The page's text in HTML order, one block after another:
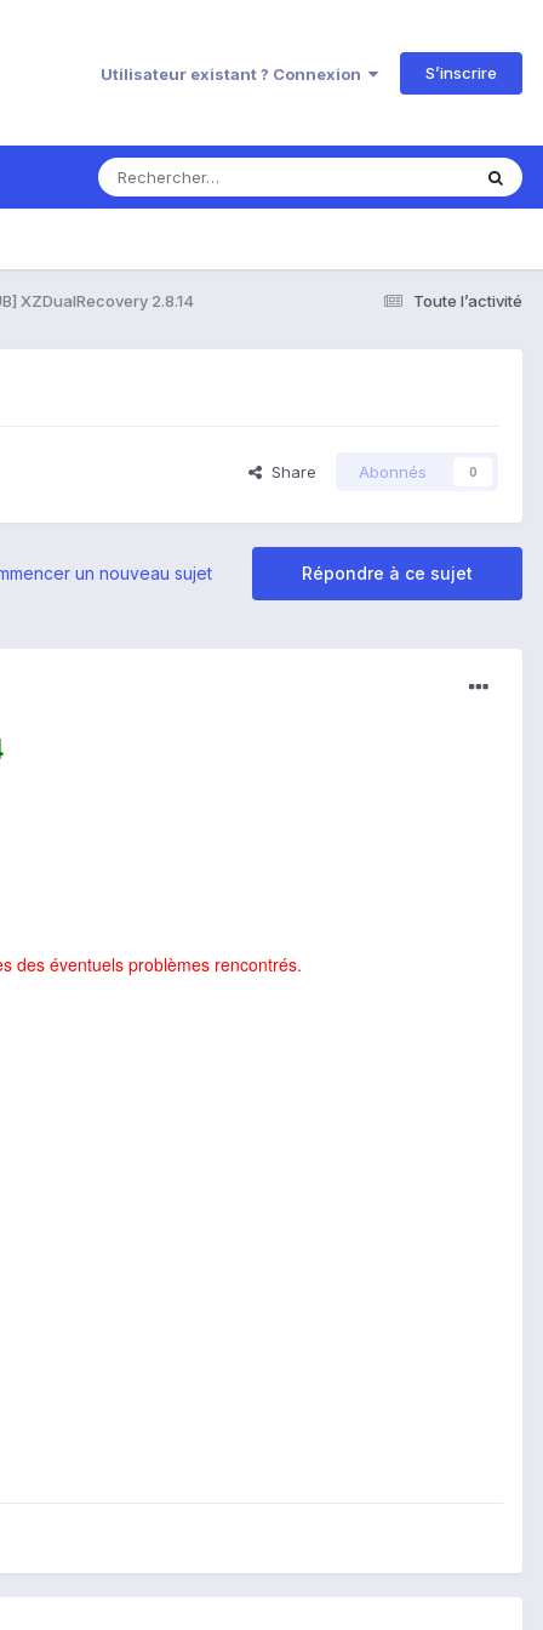
Utilisateur existant ? Connexion S’inscrire
Toute l’activité
XZDualRecovery 2.8.14
Share Abonnés 0
Répondre à ce sujet
un nouveau sujet
des éventuels problèmes rencontrés.